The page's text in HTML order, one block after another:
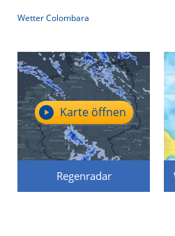
Wetter Colombara
Regenradar
Karte öffnen